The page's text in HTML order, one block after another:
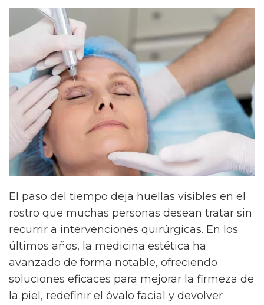
El paso del tiempo deja huellas visibles en el
rostro que muchas personas desean tratar sin
recurrir a intervenciones quirúrgicas. En los
últimos años, la medicina estética ha
avanzado de forma notable, ofreciendo
soluciones eficaces para mejorar la firmeza de
la piel, redefinir el óvalo facial y devolver